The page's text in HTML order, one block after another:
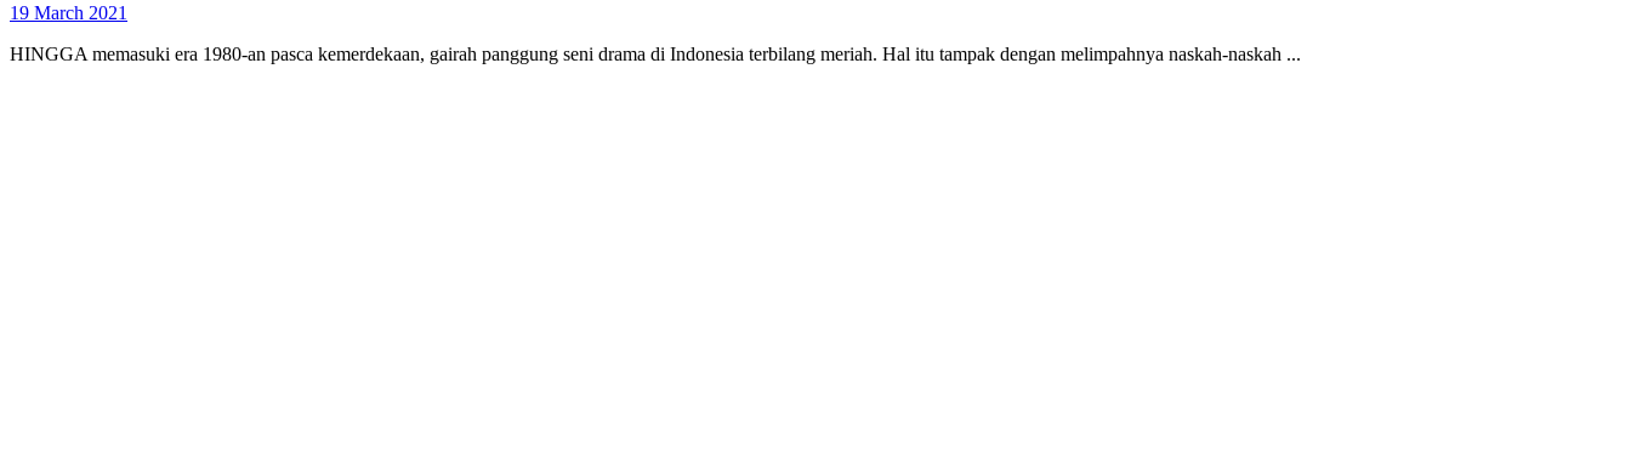
19 March 2021
HINGGA memasuki era 1980-an pasca kemerdekaan, gairah panggung seni drama di Indonesia terbilang meriah. Hal itu tampak dengan melimpahnya naskah-naskah ...